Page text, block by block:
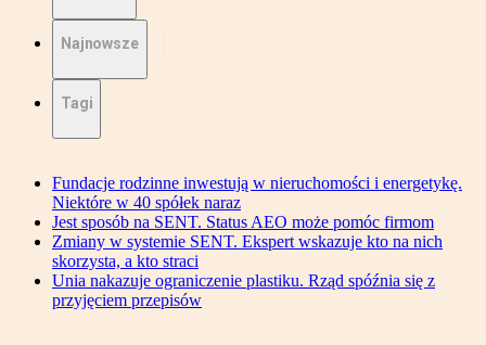
Najnowsze
Tagi
Fundacje rodzinne inwestują w nieruchomości i energetykę.
Niektóre w 40 spółek naraz
Jest sposób na SENT. Status AEO może pomóc firmom
Zmiany w systemie SENT. Ekspert wskazuje kto na nich
skorzysta, a kto straci
Unia nakazuje ograniczenie plastiku. Rząd spóźnia się z
przyjęciem przepisów